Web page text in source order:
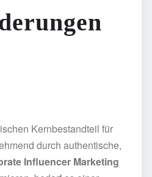
Kernbestandteil für
durch authentische,
Influencer Marketing